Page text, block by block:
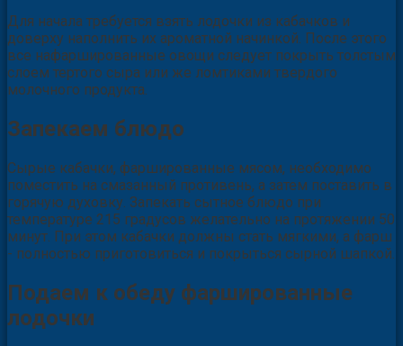
Для начала требуется взять лодочки из кабачков и
доверху наполнить их ароматной начинкой. После этого
все нафаршированные овощи следует покрыть толстым
слоем тертого сыра или же ломтиками твердого
молочного продукта.
Запекаем блюдо
Сырые кабачки, фаршированные мясом, необходимо
поместить на смазанный противень, а затем поставить в
горячую духовку. Запекать сытное блюдо при
температуре 215 градусов желательно на протяжении 50
минут. При этом кабачки должны стать мягкими, а фарш
- полностью приготовиться и покрыться сырной шапкой.
Подаем к обеду фаршированные
лодочки